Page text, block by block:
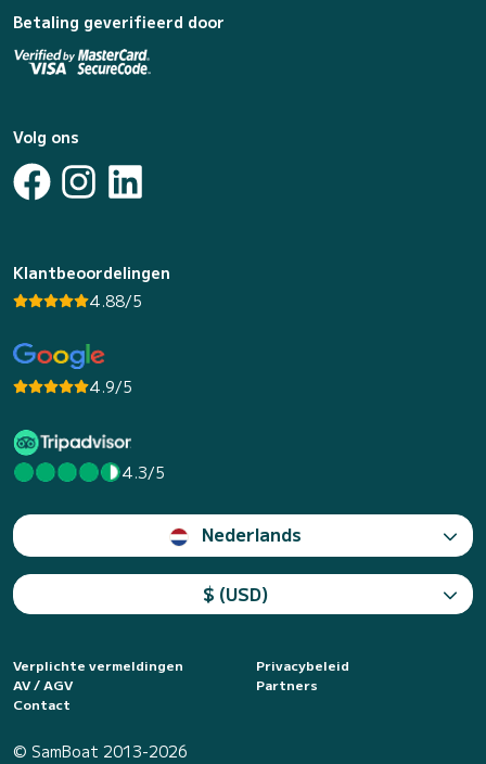
Betaling geverifieerd door
Volg ons
Klantbeoordelingen
4.88/5
4.9/5
4.3/5
Nederlands
$ (USD)
Verplichte vermeldingen
Privacybeleid
AV / AGV
Partners
Contact
© SamBoat 2013-2026